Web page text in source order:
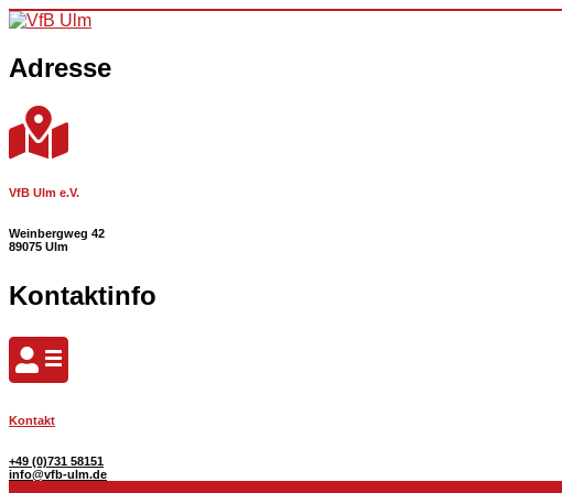
Skip to content
Adresse
VfB Ulm e.V.
Weinbergweg 42
89075 Ulm
Kontaktinfo
Kontakt
+49 (0)731 58151
info@vfb-ulm.de